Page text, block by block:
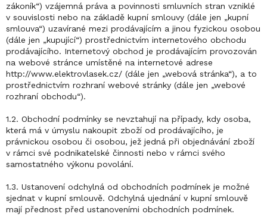
zákoník“) vzájemná práva a povinnosti smluvních stran vzniklé
v souvislosti nebo na základě kupní smlouvy (dále jen „kupní
smlouva“) uzavírané mezi prodávajícím a jinou fyzickou osobou
(dále jen „kupující“) prostřednictvím internetového obchodu
prodávajícího. Internetový obchod je prodávajícím provozován
na webové stránce umístěné na internetové adrese
http://www.elektrovlasek.cz/ (dále jen „webová stránka“), a to
prostřednictvím rozhraní webové stránky (dále jen „webové
rozhraní obchodu“).
1.2. Obchodní podmínky se nevztahují na případy, kdy osoba,
která má v úmyslu nakoupit zboží od prodávajícího, je
právnickou osobou či osobou, jež jedná při objednávání zboží
v rámci své podnikatelské činnosti nebo v rámci svého
samostatného výkonu povolání.
1.3. Ustanovení odchylná od obchodních podmínek je možné
sjednat v kupní smlouvě. Odchylná ujednání v kupní smlouvě
mají přednost před ustanoveními obchodních podmínek.